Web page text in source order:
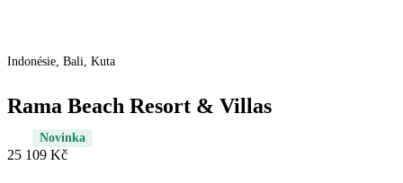
Indonésie, Bali, Kuta
Rama Beach Resort & Villas
Novinka
25 109 Kč